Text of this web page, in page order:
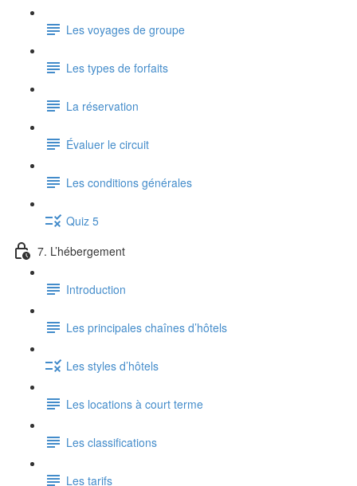
Les voyages de groupe
Les types de forfaits
La réservation
Évaluer le circuit
Les conditions générales
Quiz 5
7. L’hébergement
Introduction
Les principales chaînes d’hôtels
Les styles d’hôtels
Les locations à court terme
Les classifications
Les tarifs